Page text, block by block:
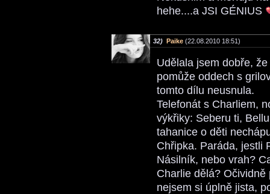
hehe....a JSI GÉNIUS
32) Paike (22.08.2010 18:51)
Udělala jsem dobře,
pomůže oddech s
tomto dílu neusnula.
Telefonát s Charliem,
výkřiky: Seberu ti,
tahanice o děti
Chřipka. Paráda, jestli
Násilník, nebo vrah?
Charlie dělá?
nejsem si úplně jista,